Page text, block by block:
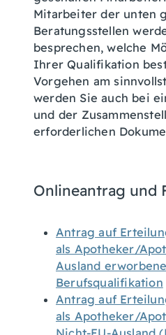
Mitarbeiter der unten
Beratungsstellen
besprechen, welche
Ihrer Qualifikation
Vorgehen am
werden Sie auch bei
und der
erforderlichen
Onlineantrag und
Antrag auf
als Apotheker/
Ausland
Berufsqualifikation
Antrag auf
als Apotheker/